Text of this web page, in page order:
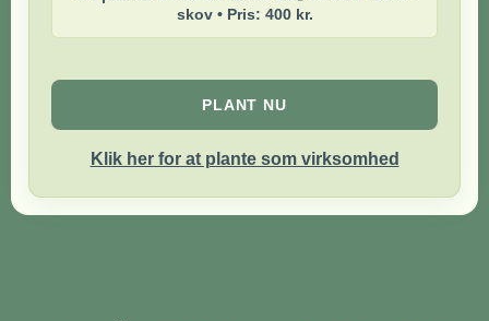
skov • Pris: 400 kr.
PLANT NU
Klik her for at plante som virksomhed